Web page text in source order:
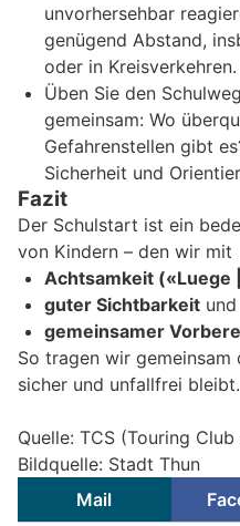
unvorhersehbar
genügend Abstand,
oder in Kreisverkehren.
Üben Sie den
gemeinsam: Wo
Gefahrenstellen gibt
Sicherheit und
Fazit
Der Schulstart ist ein
von Kindern – den wir mit
Achtsamkeit («Luege
guter Sichtbarkeit und
gemeinsamer
So tragen wir gemeinsam
sicher und unfallfrei bleibt.
Quelle: TCS (Touring Club
Bildquelle: Stadt Thun
Mail